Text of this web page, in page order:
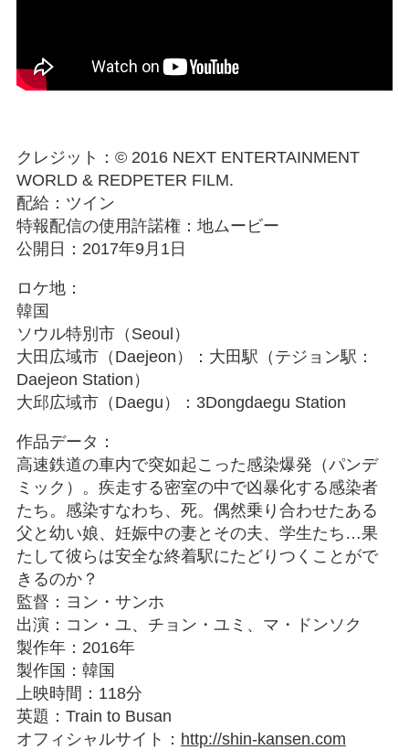
クレジット：© 2016 NEXT ENTERTAINMENT
WORLD & REDPETER FILM.
配給：ツイン
特報配信の使用許諾権：地ムービー
公開日：2017年9月1日
ロケ地：
韓国
ソウル特別市（Seoul）
大田広域市（Daejeon）：大田駅（テジョン駅：
Daejeon Station）
大邱広域市（Daegu）：3Dongdaegu Station
作品データ：
高速鉄道の車内で突如起こった感染爆発（パンデ
ミック）。疾走する密室の中で凶暴化する感染者
たち。感染すなわち、死。偶然乗り合わせたある
父と幼い娘、妊娠中の妻とその夫、学生たち…果
たして彼らは安全な終着駅にたどりつくことがで
きるのか？
監督：ヨン・サンホ
出演：コン・ユ、チョン・ユミ、マ・ドンソク
製作年：2016年
製作国：韓国
上映時間：118分
英題：Train to Busan
オフィシャルサイト： http://shin-kansen.com